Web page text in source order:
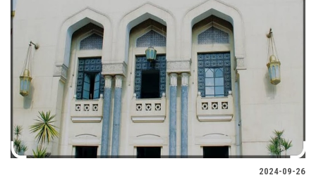
2024-09-26